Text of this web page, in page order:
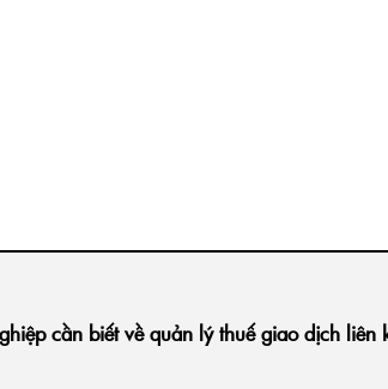
cần biết về quản lý thuế giao dịch liên